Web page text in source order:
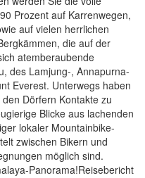
Prozent auf Karrenwegen,
auf vielen herrlichen
die auf der
atemberaubende
des Lamjung-, Annapurna-
Everest. Unterwegs haben
Dörfern Kontakte zu
Blicke aus lachenden
lokaler Mountainbike-
zwischen Bikern und
möglich sind.
Panorama!Reisebericht